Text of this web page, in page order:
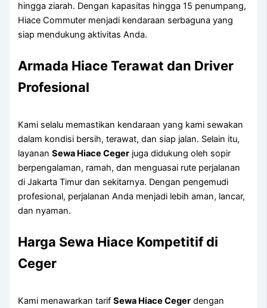
hingga ziarah. Dengan kapasitas hingga 15 penumpang,
Hiace Commuter menjadi kendaraan serbaguna yang
siap mendukung aktivitas Anda.
Armada Hiace Terawat dan Driver
Profesional
Kami selalu memastikan kendaraan yang kami sewakan
dalam kondisi bersih, terawat, dan siap jalan. Selain itu,
layananSewa Hiace Ceger juga didukung oleh sopir
berpengalaman, ramah, dan menguasai rute perjalanan
di Jakarta Timur dan sekitarnya. Dengan pengemudi
profesional, perjalanan Anda menjadi lebih aman, lancar,
dan nyaman.
Harga Sewa Hiace Kompetitif di
Ceger
Kami menawarkan tarifSewa Hiace Ceger dengan